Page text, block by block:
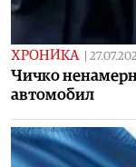
ХРОНИКА
Чичко
автомобил